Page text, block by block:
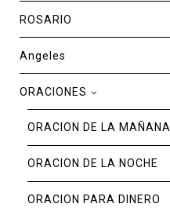
ROSARIO
Angeles
ORACIONES
ORACION DE LA MAÑANA
ORACION DE LA NOCHE
ORACION PARA DINERO